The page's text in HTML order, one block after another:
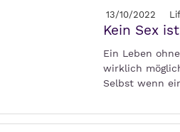
13/10/2022
Kein Sex
Ein Leben
wirklich
Selbst wenn